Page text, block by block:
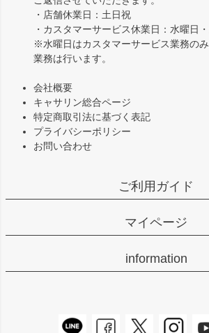
・店舗休業日：土日祝
・カスタマーサービス休業日：水曜日
※水曜日はカスタマーサービス業務のみ
業務は行います。
会社概要
キャサリン総合ページ
特定商取引法に基づく表記
プライバシーポリシー
お問い合わせ
ご利用ガイド
マイページ
information